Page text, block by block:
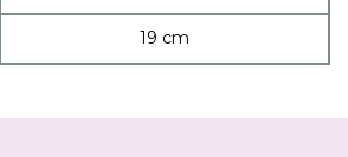
19 cm